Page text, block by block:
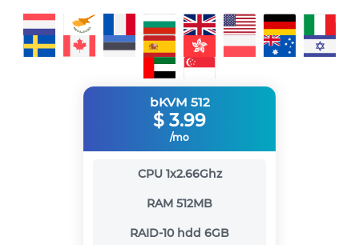
bKVM 512
$ 3.99
/mo
CPU 1x2.66Ghz
RAM 512MB
RAID-10 hdd 6GB